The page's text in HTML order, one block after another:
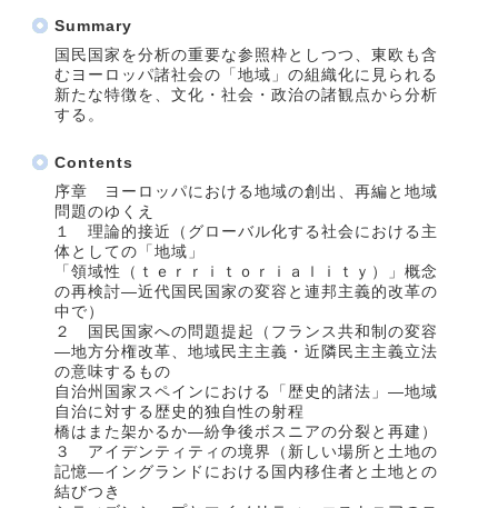
Summary
国民国家を分析の重要な参照枠としつつ、東欧も含
むヨーロッパ諸社会の「地域」の組織化に見られる
新たな特徴を、文化・社会・政治の諸観点から分析
する。
Contents
序章 ヨーロッパにおける地域の創出、再編と地域
問題のゆくえ
１ 理論的接近（グローバル化する社会における主
体としての「地域」
「領域性（ｔｅｒｒｉｔｏｒｉａｌｉｔｙ）」概念
の再検討―近代国民国家の変容と連邦主義的改革の
中で）
２ 国民国家への問題提起（フランス共和制の変容
―地方分権改革、地域民主主義・近隣民主主義立法
の意味するもの
自治州国家スペインにおける「歴史的諸法」―地域
自治に対する歴史的独自性の射程
橋はまた架かるか―紛争後ボスニアの分裂と再建）
３ アイデンティティの境界（新しい場所と土地の
記憶―イングランドにおける国内移住者と土地との
結びつき